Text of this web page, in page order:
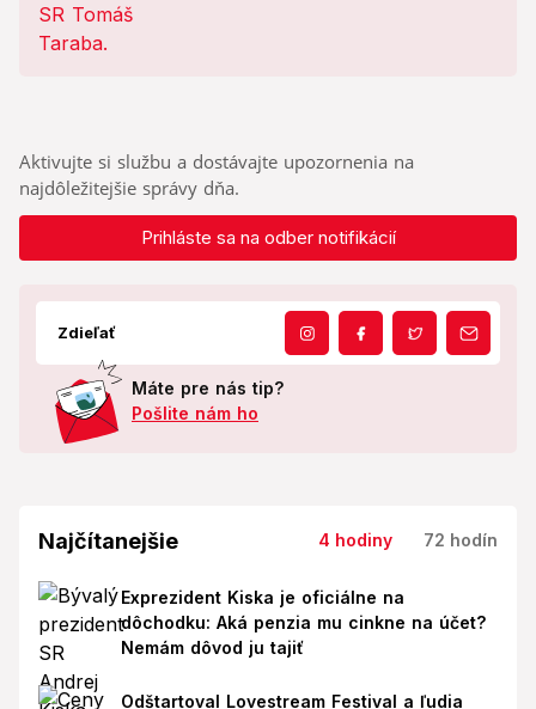
Aktivujte si službu a dostávajte upozornenia na
najdôležitejšie správy dňa.
Prihláste sa na odber notifikácií
Zdieľať
Máte pre nás tip?
Pošlite nám ho
Najčítanejšie 4 hodiny 72 hodín
Exprezident Kiska je oficiálne na
dôchodku: Aká penzia mu cinkne na účet?
Nemám dôvod ju tajiť
Odštartoval Lovestream Festival a ľudia